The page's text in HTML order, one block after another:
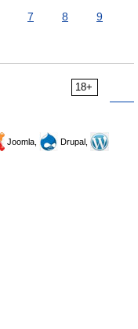
7 8
9
18+
Joomla,
Drupal,